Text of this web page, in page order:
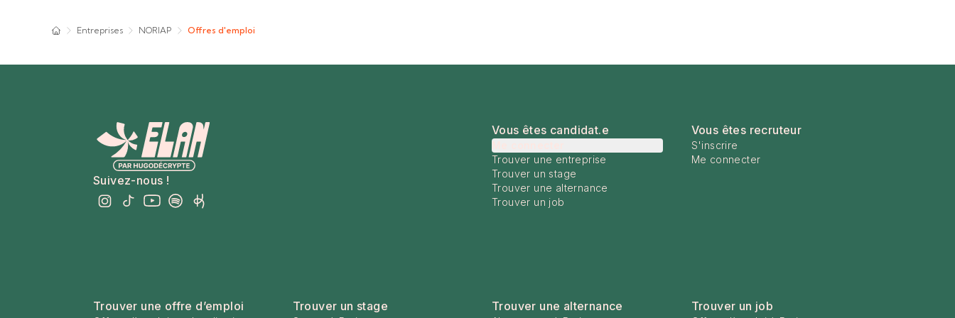
Entreprises NORIAP Offres d'emploi
Suivez-nous !
Vous êtes candidat.e
Trouver une entreprise
Trouver un stage
Trouver une alternance
Trouver un job
Vous êtes recruteur
S'inscrire
Me connecter
Trouver une offre d’emploi Trouver un stage Trouver une alternance Trouver un job